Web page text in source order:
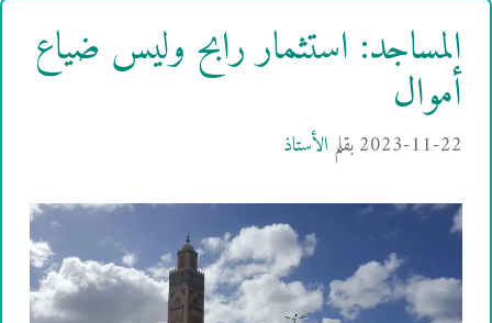
المساجد: استثمار رابح وليس ضياع
أموال
2023-11-22بقلم الأستاذ